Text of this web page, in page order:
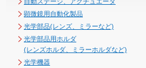
顕微鏡用自動化製品
光学部品(レンズ、ミラーなど)
光学部品用ホルダ
(レンズホルダ、ミラーホルダなど)
光学機器